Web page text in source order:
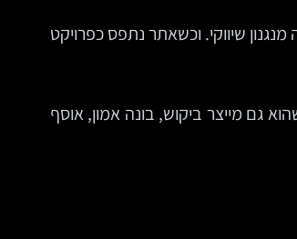
שיווקי. וכשאתר נתפס כפרויקט
גם מייצר ביקוש, בונה אמון, אוסף